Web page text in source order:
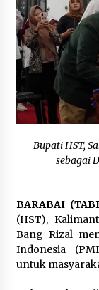
Bupati HST,
sebagai
BARABAI
(HST),
Bang Rizal
Indonesia
untuk